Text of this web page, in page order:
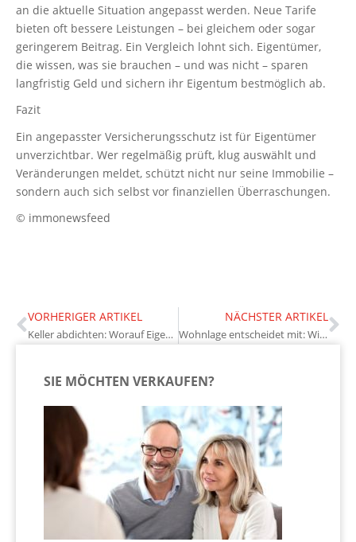
an die aktuelle Situation angepasst werden. Neue Tarife
bieten oft bessere Leistungen – bei gleichem oder sogar
geringerem Beitrag. Ein Vergleich lohnt sich. Eigentümer,
die wissen, was sie brauchen – und was nicht – sparen
langfristig Geld und sichern ihr Eigentum bestmöglich ab.
Fazit
Ein angepasster Versicherungsschutz ist für Eigentümer
unverzichtbar. Wer regelmäßig prüft, klug auswählt und
Veränderungen meldet, schützt nicht nur seine Immobilie –
sondern auch sich selbst vor finanziellen Überraschungen.
© immonewsfeed
VORHERIGER ARTIKEL
Keller abdichten: Worauf Eigentümer bei älteren Gebäuden achten sollten
NÄCHSTER ARTIKEL
Wohnlage entscheidet mit: Wie Mikrolagen den Immobilienwert beeinflussen
SIE MÖCHTEN VERKAUFEN?